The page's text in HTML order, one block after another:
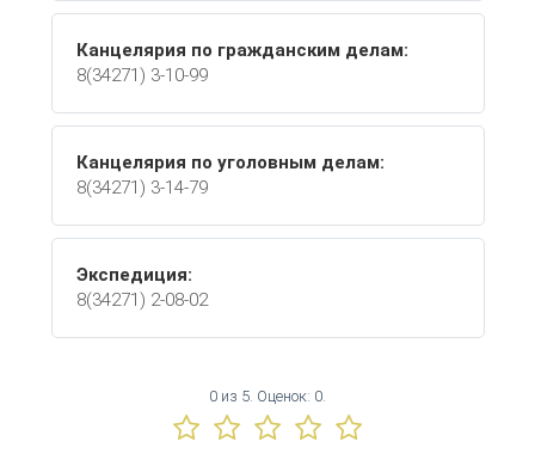
Канцелярия по гражданским делам:
8(34271) 3-10-99
Канцелярия по уголовным делам:
8(34271) 3-14-79
Экспедиция:
8(34271) 2-08-02
0 из 5. Оценок: 0